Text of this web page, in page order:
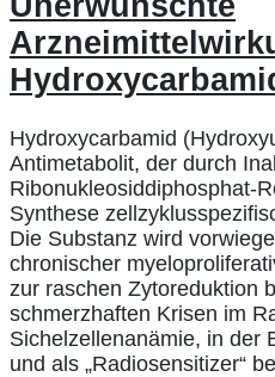
Hydroxycarbamid
Antimetabolit, der durch
Ribonukleosiddiphosphat-
Synthese
Die Substanz wird
chronischer
zur raschen Zytoreduktion
schmerzhaften Krisen im
Sichelzellenanämie, in der
und als „Radiosensitizer“